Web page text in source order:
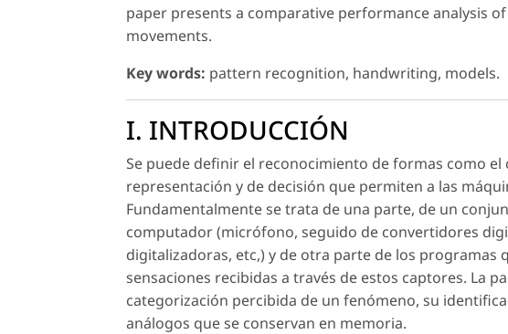
paper presents a comparative performance analysis
movements.
Key words: pattern recognition, handwriting, models.
I. INTRODUCCIÓN
Se puede definir el reconocimiento de formas como
representación y de decisión que permiten a las
Fundamentalmente se trata de una parte, de un
computador (micrófono, seguido de convertidores
digitalizadoras, etc,) y de otra parte de los programas
sensaciones recibidas a través de estos captores. La
categorización percibida de un fenómeno, su
análogos que se conservan en memoria.